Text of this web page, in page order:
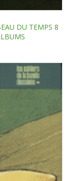
DU TEMPS 8